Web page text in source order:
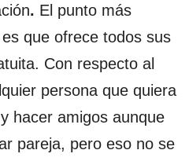
. El punto más
que ofrece todos sus
Con respecto al
persona que quiera
hacer amigos aunque
pareja, pero eso no se